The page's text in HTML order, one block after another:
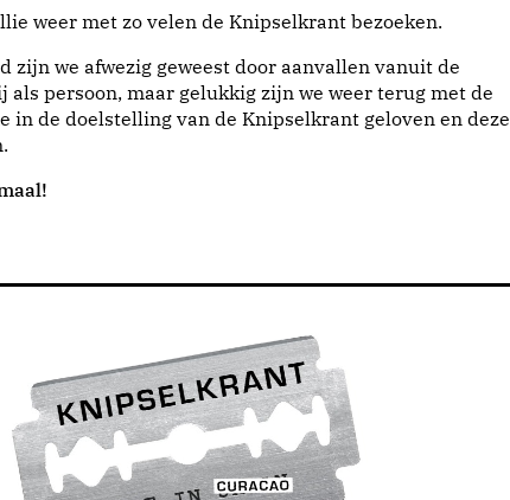
weer met zo velen de Knipselkrant bezoeken.
zijn we afwezig geweest door aanvallen vanuit de
als persoon, maar gelukkig zijn we weer terug met de
in de doelstelling van de Knipselkrant geloven en deze